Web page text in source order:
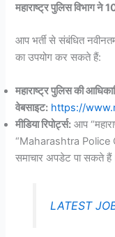
महाराष्ट्र पुलिस विभाग ने
आप भर्ती से संबंधित
का उपयोग कर सकते हैं:
महाराष्ट्र पुलिस की
वेबसाइट: https://
मीडिया रिपोर्ट्स: आप
“Maharashtra
समाचार अपडेट पा सकते
LATEST